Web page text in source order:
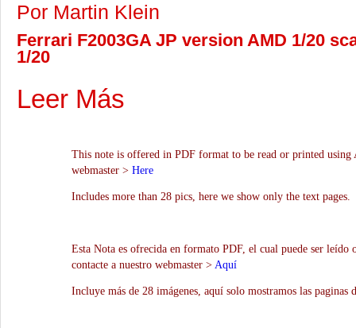
Por Martin Klein
Ferrari F2003GA JP version AMD 1/20
1/20
Leer Más
This note is offered in PDF format to be read or printed using
webmaster > Here
Includes more than 28 pics, here we show only the text pages.
Esta Nota es ofrecida en formato PDF, el cual puede ser leído
contacte a nuestro webmaster > Aquí
Incluye más de 28 imágenes, aquí solo mostramos las paginas